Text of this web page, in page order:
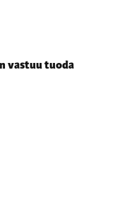
vastuu tuoda